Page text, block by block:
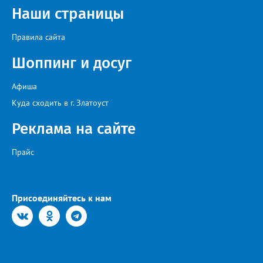
Наши страницы
Правила сайта
Шоппинг и досуг
Афиша
Куда сходить в г. Златоуст
Реклама на сайте
Прайс
Присоединяйтесь к нам